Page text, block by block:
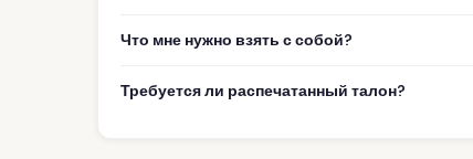
Что мне нужно взять с собой?
Требуется ли распечатанный талон?